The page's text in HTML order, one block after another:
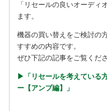
「リセールの良いオーディ
ます。
機器の買い替えをご検討の
すすめの内容です。
ぜひ下記の記事をご覧くださ
▶︎「リセールを考えている
ー【アンプ編】」